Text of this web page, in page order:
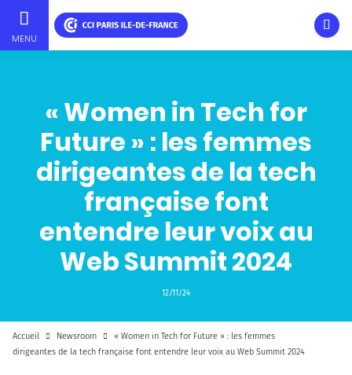
MENU
« Women in Tech for
Future » : les femmes
dirigeantes de la tech
française font
entendre leur voix au
Web Summit 2024
12/11/24
Accueil Newsroom
« Women in Tech for Future » : les femmes
dirigeantes de la tech française font entendre leur voix au Web Summit 2024